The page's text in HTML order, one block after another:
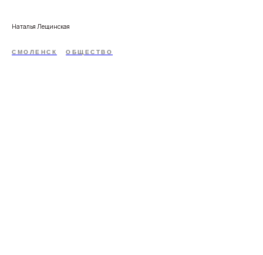
Наталья Лещинская
СМОЛЕНСК ОБЩЕСТВО